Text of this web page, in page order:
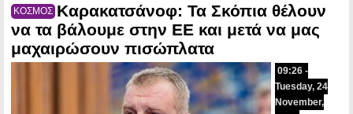
ΚΟΣΜΟΣ Καρακατσάνοφ: Τα Σκόπια θέλουν
να τα βάλουμε στην ΕΕ και μετά να μας
μαχαιρώσουν πισώπλατα
09:26 -
Tuesday, 24
November,